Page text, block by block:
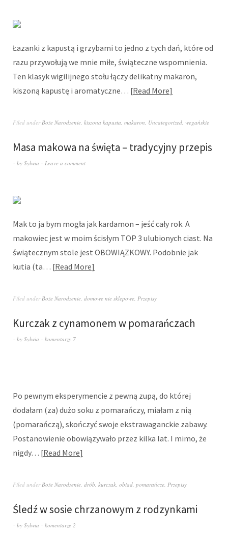
Łazanki z kapustą i grzybami to jedno z tych dań, które od
razu przywołują we mnie miłe, świąteczne wspomnienia.
Ten klasyk wigilijnego stołu łączy delikatny makaron,
kiszoną kapustę i aromatyczne… Read More
Filed under Boże Narodzenie kiszona kapusta makaron Uncategorized wegańskie
Masa makowa na święta – tradycyjny przepis
by Sylwia Leave a comment
Mak to ja bym mogła jak kardamon – jeść cały rok. A
makowiec jest w moim ścisłym TOP 3 ulubionych ciast. Na
świątecznym stole jest OBOWIĄZKOWY. Podobnie jak
kutia (ta… Read More
Filed under Boże Narodzenie domowe nie sklepowe Przepisy
Kurczak z cynamonem w pomarańczach
by Sylwia komentarzy 7
Po pewnym eksperymencie z pewną zupą, do której
dodałam (za) dużo soku z pomarańczy, miałam z nią
(pomarańczą), skończyć swoje ekstrawaganckie zabawy.
Postanowienie obowiązywało przez kilka lat. I mimo, że
nigdy… Read More
Filed under Boże Narodzenie drób kurczak obiad pomarańcze Przepisy
Śledź w sosie chrzanowym z rodzynkami
by Sylwia komentarze 2